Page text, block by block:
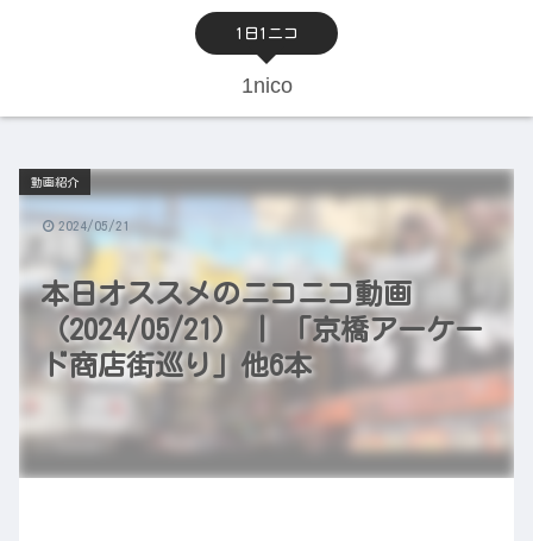
1日1ニコ
1nico
本日オススメのニコニコ動画
（2024/05/21） | 「京橋アーケー
ド商店街巡り」他6本
動画紹介
2024/05/21